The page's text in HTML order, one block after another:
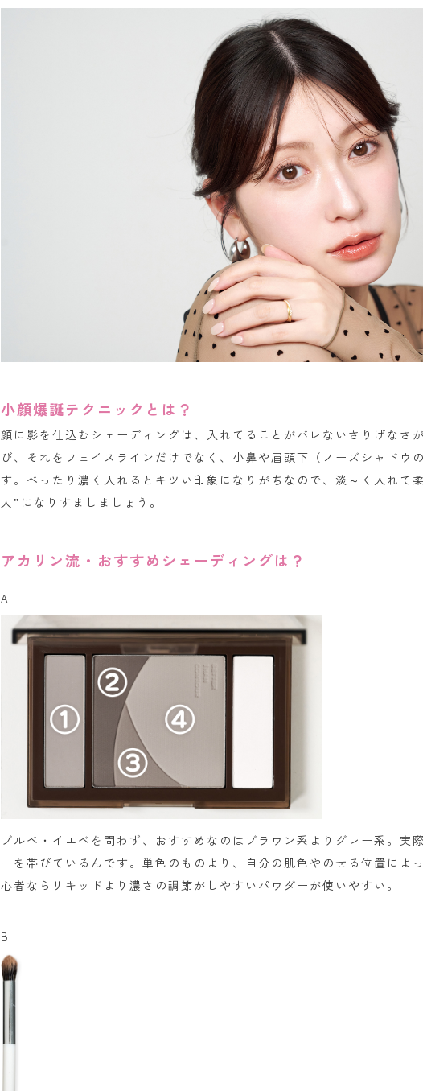
小顔爆誕テクニックとは？
顔に影を仕込むシェーディングは、入れてることがバレないさりげなさ
び、それをフェイスラインだけでなく、小鼻や眉頭下（ノーズシャドウ
す。べったり濃く入れるとキツい印象になりがちなので、淡～く入れて
人”になりすましましょう。
アカリン流・おすすめシェーディングは？
A
ブルベ・イエベを問わず、おすすめなのはブラウン系よりグレー系。実
ーを帯びているんです。単色のものより、自分の肌色やのせる位置によ
心者ならリキッドより濃さの調節がしやすいパウダーが使いやすい。
B